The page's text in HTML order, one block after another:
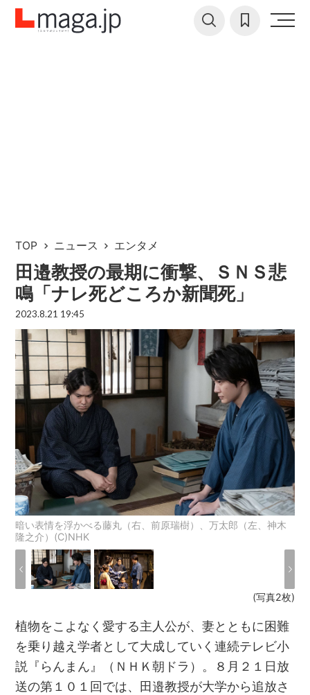
TOP ニュース エンタメ
田邉教授の最期に衝撃、ＳＮＳ悲
鳴「ナレ死どころか新聞死」
2023.8.21 19:45
暗い表情を浮かべる藤丸（右、前原瑞樹）、万太郎（左、神木
隆之介）(C)NHK
(写真2枚)
植物をこよなく愛する主人公が、妻とともに困難
を乗り越え学者として大成していく連続テレビ小
説『らんまん』（ＮＨＫ朝ドラ）。８月２１日放
送の第１０１回では、田邉教授が大学から追放さ